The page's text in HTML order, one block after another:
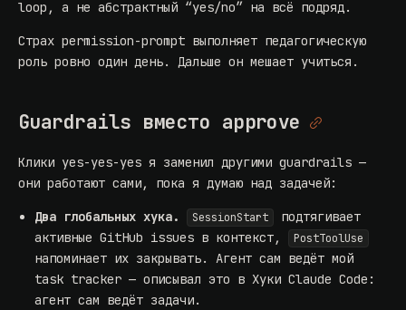
loop, а не абстрактный “yes/no” на всё подряд.
Страх permission-prompt выполняет педагогическую
роль ровно один день. Дальше он мешает учиться.
Guardrails вместо approve
Клики yes-yes-yes я заменил другими guardrails —
они работают сами, пока я думаю над задачей:
Два глобальных хука. SessionStart
подтягивает
активные GitHub issues в контекст,
PostToolUse
напоминает их закрывать. Агент сам ведёт мой
task tracker — описывал это вХуки Claude Code:
агент сам ведёт задачи.